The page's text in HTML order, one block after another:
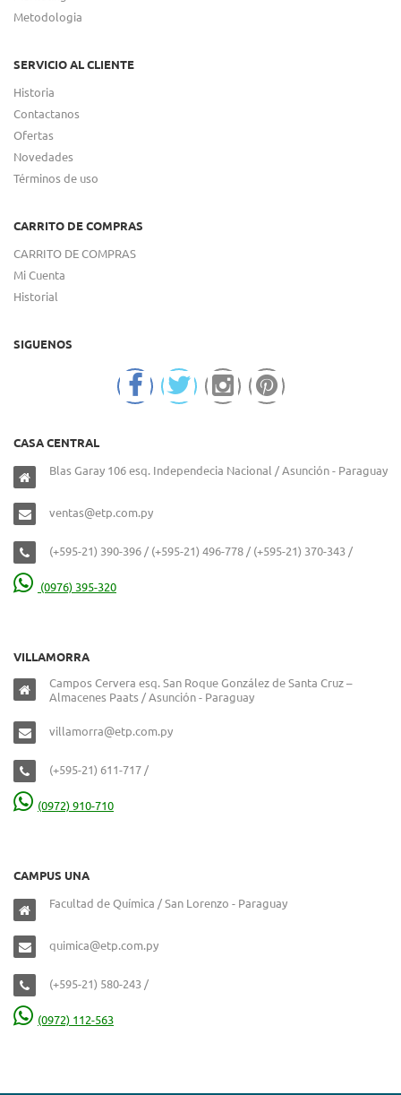
Metodologia
SERVICIO AL CLIENTE
Historia
Contactanos
Ofertas
Novedades
Términos de uso
CARRITO DE COMPRAS
CARRITO DE COMPRAS
Mi Cuenta
Historial
SIGUENOS
CASA CENTRAL
Blas Garay 106 esq. Independecia Nacional / Asunción - Paraguay
ventas@etp.com.py
(+595-21) 390-396 / (+595-21) 496-778 / (+595-21) 370-343 /
(0976) 395-320
VILLAMORRA
Campos Cervera esq. San Roque González de Santa Cruz –
Almacenes Paats / Asunción - Paraguay
villamorra@etp.com.py
(+595-21) 611-717 /
(0972) 910-710
CAMPUS UNA
Facultad de Química / San Lorenzo - Paraguay
quimica@etp.com.py
(+595-21) 580-243 /
(0972) 112-563